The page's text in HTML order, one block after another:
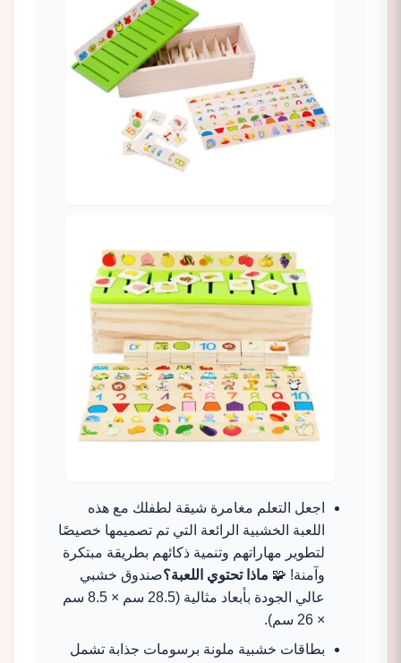
اجعل التعلم مغامرة شيقة لطفلك مع هذه
اللعبة الخشبية الرائعة التي تم تصميمها خصيصًا
لتطوير مهاراتهم وتنمية ذكائهم بطريقة مبتكرة
وآمنة! 🧩 ماذا تحتوي اللعبة؟صندوق خشبي
عالي الجودة بأبعاد مثالية (28.5 سم × 8.5 سم
× 26 سم).
بطاقات خشبية ملونة برسومات جذابة تشمل